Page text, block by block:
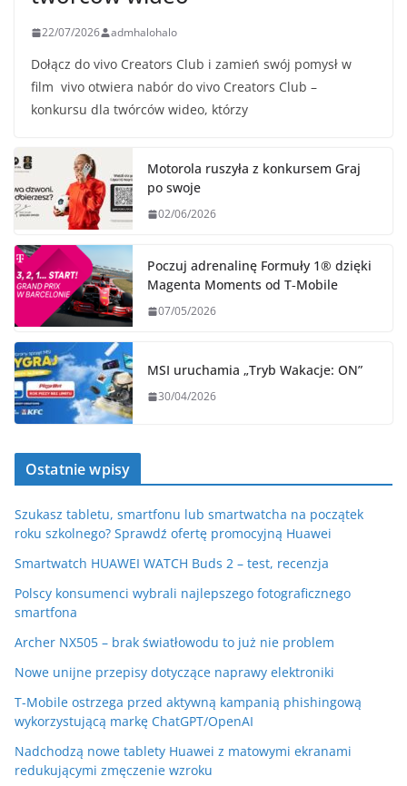
22/07/2026 admhalohalo
Dołącz do vivo Creators Club i zamień swój pomysł w
film vivo otwiera nabór do vivo Creators Club –
konkursu dla twórców wideo, którzy
Motorola ruszyła z konkursem Graj
po swoje
02/06/2026
Poczuj adrenalinę Formuły 1® dzięki
Magenta Moments od T‑Mobile
07/05/2026
MSI uruchamia „Tryb Wakacje: ON”
30/04/2026
Ostatnie wpisy
Szukasz tabletu, smartfonu lub smartwatcha na początek
roku szkolnego? Sprawdź ofertę promocyjną Huawei
Smartwatch HUAWEI WATCH Buds 2 – test, recenzja
Polscy konsumenci wybrali najlepszego fotograficznego
smartfona
Archer NX505 – brak światłowodu to już nie problem
Nowe unijne przepisy dotyczące naprawy elektroniki
T-Mobile ostrzega przed aktywną kampanią phishingową
wykorzystującą markę ChatGPT/OpenAI
Nadchodzą nowe tablety Huawei z matowymi ekranami
redukującymi zmęczenie wzroku